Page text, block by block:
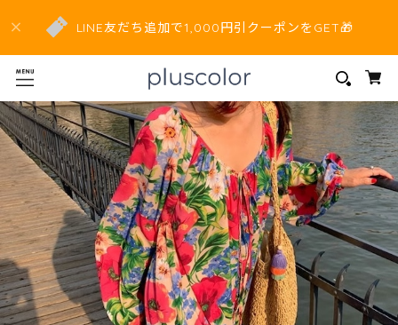
LINE友だち追加で1,000円引クーポンをGET🎁